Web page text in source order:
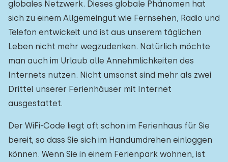
globales Netzwerk. Dieses globale Phänomen hat
sich zu einem Allgemeingut wie Fernsehen, Radio und
Telefon entwickelt und ist aus unserem täglichen
Leben nicht mehr wegzudenken. Natürlich möchte
man auch im Urlaub alle Annehmlichkeiten des
Internets nutzen. Nicht umsonst sind mehr als zwei
Drittel unserer Ferienhäuser mit Internet
ausgestattet.
Der WiFi-Code liegt oft schon im Ferienhaus für Sie
bereit, so dass Sie sich im Handumdrehen einloggen
können. Wenn Sie in einem Ferienpark wohnen, ist